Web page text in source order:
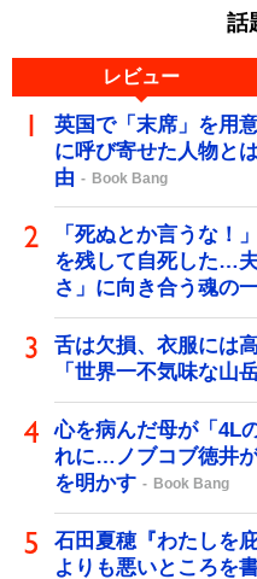
話
レビュー
英国で「末席」を用
に呼び寄せた人物と
由
Book Bang
「死ぬとか言うな！
を残して自死した…
さ」に向き合う魂の
舌は欠損、衣服には
「世界一不気味な山
心を病んだ母が「4L
れに…ノブコブ徳井
を明かす
Book Bang
石田夏穂『わたしを
よりも悪いところを